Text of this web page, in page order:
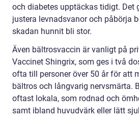
och diabetes upptäckas tidigt. Det
justera levnadsvanor och påbörja
skadan hunnit bli stor.
Även bältrosvaccin är vanligt på
Vaccinet Shingrix, som ges i två
ofta till personer över 50 år för att
bältros och långvarig nervsmärta.
oftast lokala, som rodnad och
samt ibland huvudvärk eller lätt